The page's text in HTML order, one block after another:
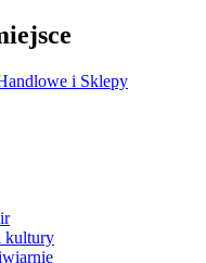
i Sklepy
kultury